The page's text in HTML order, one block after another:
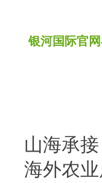
银河国际官
山海承
海外农